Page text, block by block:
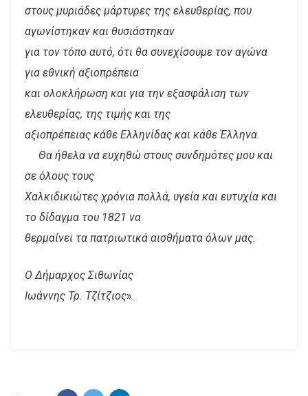
στους μυριάδες μάρτυρες της ελευθερίας, που
αγωνίστηκαν και θυσιάστηκαν
για τον τόπο αυτό, ότι θα συνεχίσουμε τον αγώνα
για εθνική αξιοπρέπεια
και ολοκλήρωση και για την εξασφάλιση των
ελευθερίας, της τιμής και της
αξιοπρέπειας κάθε Ελληνίδας και κάθε Έλληνα.
Θα ήθελα να ευχηθώ στους συνδημότες μου και
σε όλους τους
Χαλκιδικιώτες χρόνια πολλά, υγεία και ευτυχία και
το δίδαγμα του 1821 να
θερμαίνει τα πατριωτικά αισθήματα όλων μας.
Ο Δήμαρχος Σιθωνίας
Ιωάννης Τρ. Τζίτζιος».